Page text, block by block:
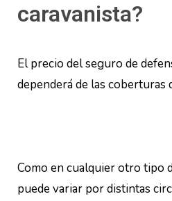
caravanista?
El precio del seguro de
dependerá de las coberturas
Como en cualquier otro tipo
puede variar por distintas